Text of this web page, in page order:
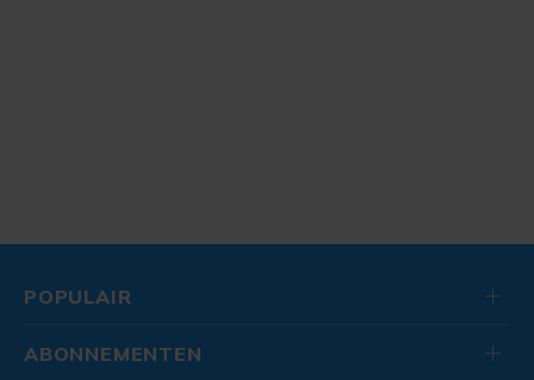
POPULAIR
ABONNEMENTEN